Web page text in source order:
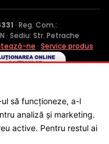
· Reg. Com.:
· Sediu: Str. Petrache
ne · Service produs
SRL
să funcționeze, a-l
analiză și marketing.
active. Pentru restul ai